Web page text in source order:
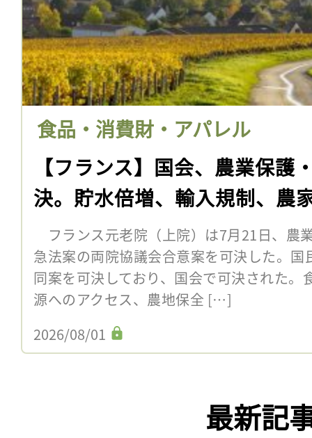
食品・消費財・アパレル
【フランス】国会、農業保護
決。貯水倍増、輸入規制、農
フランス元老院（上院）は7月21日、農
急法案の両院協議会合意案を可決した。
同案を可決しており、国会で可決された。
源へのアクセス、農地保全 […]
2026/08/01
最新記